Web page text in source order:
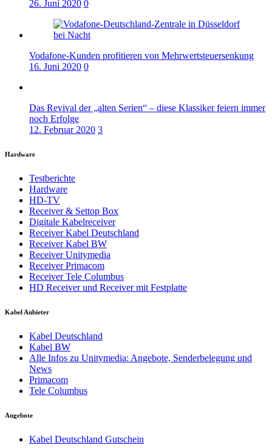
26. Juni 2020 0
Vodafone-Kunden profitieren von Mehrwertsteuersenkung
16. Juni 2020 0
Das Revival der „alten Serien“ – diese Klassiker feiern immer
noch Erfolge
12. Februar 2020 3
Hardware
Testberichte
Hardware
HD-TV
Receiver & Settop Box
Digitale Kabelreceiver
Receiver Kabel Deutschland
Receiver Kabel BW
Receiver Unitymedia
Receiver Primacom
Receiver Tele Columbus
HD Receiver und Receiver mit Festplatte
Kabel Anbieter
Kabel Deutschland
Kabel BW
Alle Infos zu Unitymedia: Angebote, Senderbelegung und
News
Primacom
Tele Columbus
Angebote
Kabel Deutschland Gutschein